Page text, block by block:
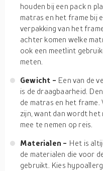
houden bij een pack n
matras en het frame bij
verpakking van het
achter komen welke
ook een meetlint
meten.
Gewicht - Een van de
is de draagbaarheid.
de matras en het frame.
zijn, want dan wordt het
mee te nemen op reis.
Materialen - Het is
de materialen die voor
gebruikt. Kies